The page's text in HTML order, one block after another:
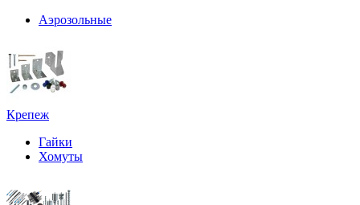
Аэрозольные
Крепеж
Гайки
Хомуты